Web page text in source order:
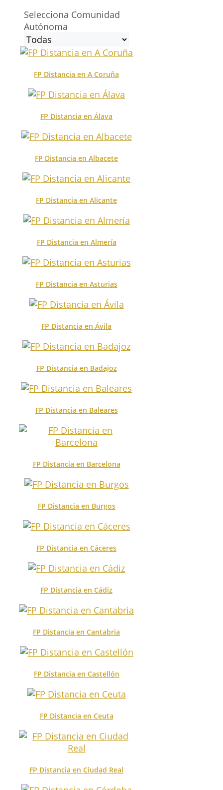
Selecciona Comunidad
Autónoma
FP Distancia en A Coruña
FP Distancia en Álava
FP Distancia en Albacete
FP Distancia en Alicante
FP Distancia en Almería
FP Distancia en Asturias
FP Distancia en Ávila
FP Distancia en Badajoz
FP Distancia en Baleares
FP Distancia en Barcelona
FP Distancia en Burgos
FP Distancia en Cáceres
FP Distancia en Cádiz
FP Distancia en Cantabria
FP Distancia en Castellón
FP Distancia en Ceuta
FP Distancia en Ciudad Real